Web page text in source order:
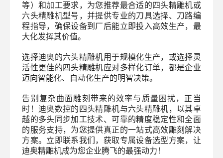
等）和加工要求，为您推荐最合适的四头精雕机或
六头精雕机型号，并提供专业的刀具选择、刀路编
程指导，确保设备到厂后能立即投入高效生产，最
大化发挥其价值。
选择迪奥的六头精雕机用于规模化生产，或选择灵
活性更佳的四头精雕机应对多样化订单，都是企业
迈向智能化、自动化生产的明智决策。
告别复杂曲面雕刻带来的效率与质量困扰，正当
时！迪奥数控的四头精雕机与六头精雕机，以其卓
越的多头同步加工技术、可靠的精度稳定性和全面
的服务支持，为您提供真正的一站式高效雕刻解决
方案。立即联系我们，获取专属设备选型方案，让
迪奥精雕机成为您企业腾飞的最强动力！